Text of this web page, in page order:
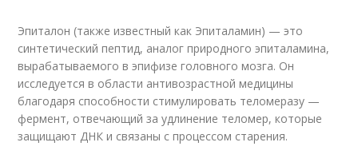
Эпиталон (также известный как Эпиталамин) — это
синтетический пептид, аналог природного эпиталамина,
вырабатываемого в эпифизе головного мозга. Он
исследуется в области антивозрастной медицины
благодаря способности стимулировать теломеразу —
фермент, отвечающий за удлинение теломер, которые
защищают ДНК и связаны с процессом старения.